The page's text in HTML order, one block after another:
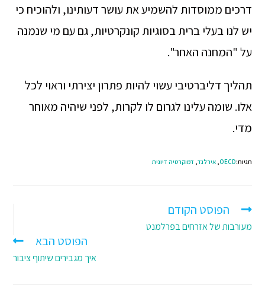
דרכים ממוסדות להשמיע את עושר דעותינו, ולהוכיח כי
יש לנו בעלי ברית בסוגיות קונקרטיות, גם עם מי שנמנה
על "המחנה האחר".
תהליך דליברטיבי עשוי להיות פתרון יצירתי וראוי לכל
אלו. שומה עלינו לגרום לו לקרות, לפני שיהיה מאוחר
מדי.
תגיות:OECD
, אירלנד, דמוקרטיה דיונית
הפוסט הקודם
מעורבות של אזרחים בפרלמנט
הפוסט הבא
איך מגבירים שיתוף ציבור